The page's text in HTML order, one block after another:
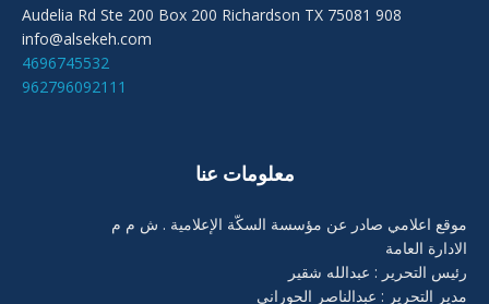
908 Audelia Rd Ste 200 Box 200 Richardson TX 75081
info@alsekeh.com
4696745532
962796092111
معلومات عنا
موقع اعلامي صادر عن مؤسسة السكّة الإعلامية . ش م م
الادارة العامة
رئيس التحرير : عبدالله شقير
مدير التحرير : عبدالناصر الحوراني